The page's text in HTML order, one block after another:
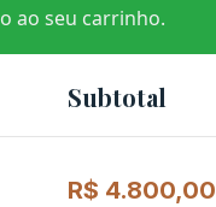
ao seu carrinho.
Subtotal
R$ 4.800,00